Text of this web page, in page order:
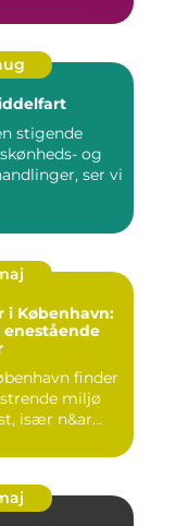
stigende
og
ser vi
i København:
finder
miljø
især n&ar...